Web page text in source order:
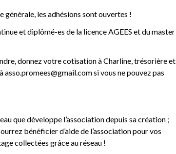
générale, les adhésions sont ouvertes !
et diplômé-es de la licence AGEES et du master
donnez votre cotisation à Charline, trésorière et
si vous ne pouvez pas
que développe l’association depuis sa création ;
bénéficier d’aide de l’association pour vos
collectées grâce au réseau !